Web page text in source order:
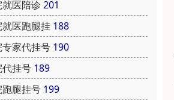
医陪诊201
医跑腿挂 188
家代挂号 190
挂号 189
腿挂号 199